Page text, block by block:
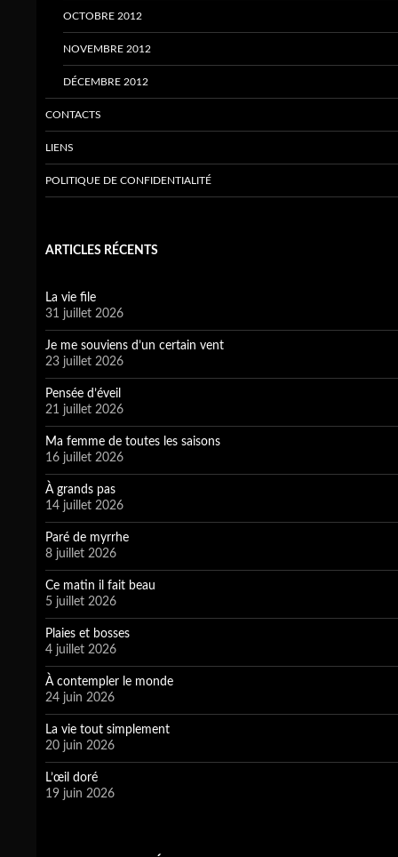
OCTOBRE 2012
NOVEMBRE 2012
DÉCEMBRE 2012
CONTACTS
LIENS
POLITIQUE DE CONFIDENTIALITÉ
ARTICLES RÉCENTS
La vie file
31 juillet 2026
Je me souviens d’un certain vent
23 juillet 2026
Pensée d’éveil
21 juillet 2026
Ma femme de toutes les saisons
16 juillet 2026
À grands pas
14 juillet 2026
Paré de myrrhe
8 juillet 2026
Ce matin il fait beau
5 juillet 2026
Plaies et bosses
4 juillet 2026
À contempler le monde
24 juin 2026
La vie tout simplement
20 juin 2026
L’œil doré
19 juin 2026